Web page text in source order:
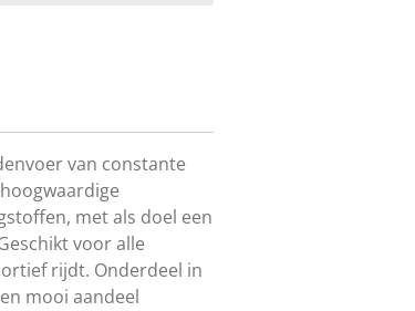
van constante
met als doel een
voor alle
rijdt. Onderdeel in
mooi aandeel